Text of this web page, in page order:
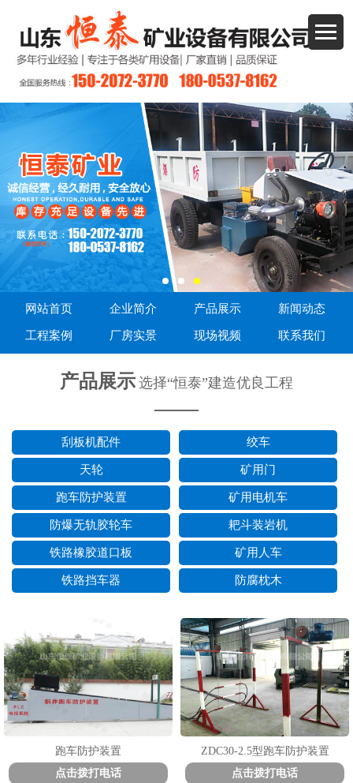
网站首页 企业简介 产品展示 新闻动态
工程案例 厂房实景 现场视频 联系我们
产品展示 选择“恒泰”建造优良工程
——
刮板机配件 绞车
天轮 矿用门
跑车防护装置 矿用电机车
防爆无轨胶轮车 耙斗装岩机
铁路橡胶道口板 矿用人车
铁路挡车器 防腐枕木
跑车防护装置
点击拨打电话
ZDC30-2.5型跑车防护装置
点击拨打电话